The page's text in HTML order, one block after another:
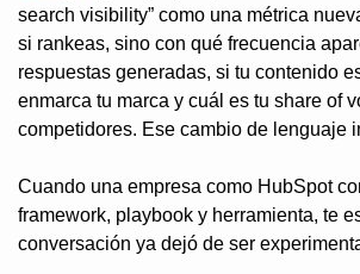
search visibility” como una métrica
si rankeas, sino con qué frecuencia
respuestas generadas, si tu contenido
enmarca tu marca y cuál es tu share of
competidores. Ese cambio de lenguaje
Cuando una empresa como HubSpot
framework, playbook y herramienta, te
conversación ya dejó de ser